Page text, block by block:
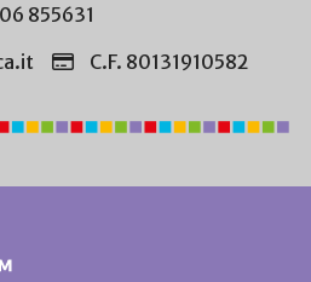
855631
C.F. 80131910582